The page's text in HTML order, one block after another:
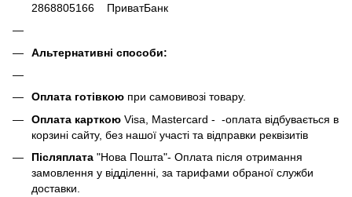
2868805166 ПриватБанк
Альтернативні способи:
Оплата готівкою при самовивозі товару.
Оплата карткою Visa, Mastercard - -оплата відбувається в
корзині сайту, без нашої участі та відправки реквізитів
Післяплата "Нова Пошта"- Оплата після отримання
замовлення у відділенні, за тарифами обраної служби
доставки.